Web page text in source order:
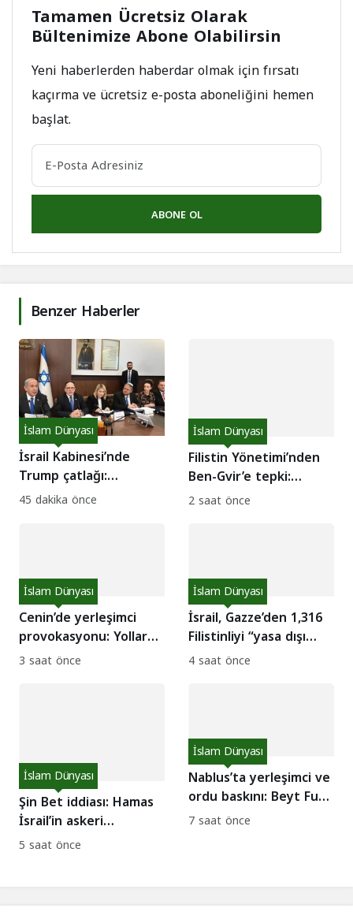
Tamamen Ücretsiz Olarak
Bültenimize Abone Olabilirsin
Yeni haberlerden haberdar olmak için fırsatı
kaçırma ve ücretsiz e-posta aboneliğini hemen
başlat.
ABONE OL
Benzer Haberler
İsrail Kabinesi’nde
Trump çatlağı:
Saldırılara devam
İslam Dünyası
45 dakika önce
Filistin Yönetimi’nden
Ben-Gvir’e tepki:
Kızılhaç yasağına
İslam Dünyası
2 saat önce
Cenin’de yerleşimci
provokasyonu: Yollar
kapatıldı, köyler basıldı!
İslam Dünyası
3 saat önce
İsrail, Gazze’den 1,316
Filistinliyi “yasa dışı
savaşçı” ilan etti!
İslam Dünyası
4 saat önce
Şin Bet iddiası: Hamas
İsrail’in askeri
adımlarını engellemeye
İslam Dünyası
5 saat önce
Nablus’ta yerleşimci ve
ordu baskını: Beyt Furik
halkı direnişte!
İslam Dünyası
7 saat önce